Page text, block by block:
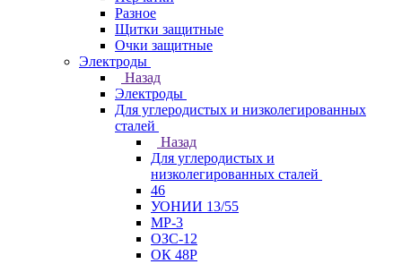
Разное
Щитки защитные
Очки защитные
Электроды
Назад
Электроды
Для углеродистых и низколегированных
сталей
Назад
Для углеродистых и
низколегированных сталей
46
УОНИИ 13/55
МР-3
ОЗС-12
ОК 48Р